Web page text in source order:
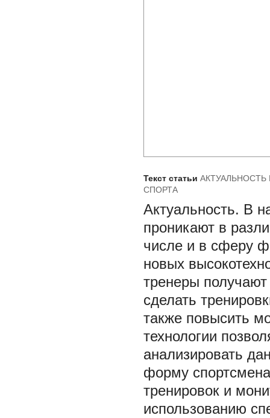
Текст статьи
СПОРТА
Актуальность. В
проникают в
числе и в сферу
новых
тренеры
сделать
также повысить
технологии
анализировать
форму
тренировок и
использованию